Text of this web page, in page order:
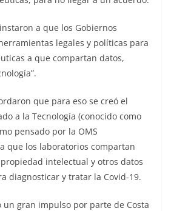
a que los Gobiernos
legales y políticas para
a que compartan datos,
que para eso se creó el
a la Tecnología (conocido como
pensado por la OMS
que los laboratorios compartan
intelectual y otros datos
diagnosticar y tratar la Covid-19.
gran impulso por parte de Costa